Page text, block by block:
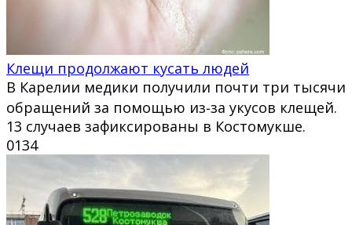
Клещи продолжают кусать людей
В Карелии медики получили почти три тысячи
обращений за помощью из‑за укусов клещей.
13 случаев зафиксированы в Костомукше.
0134